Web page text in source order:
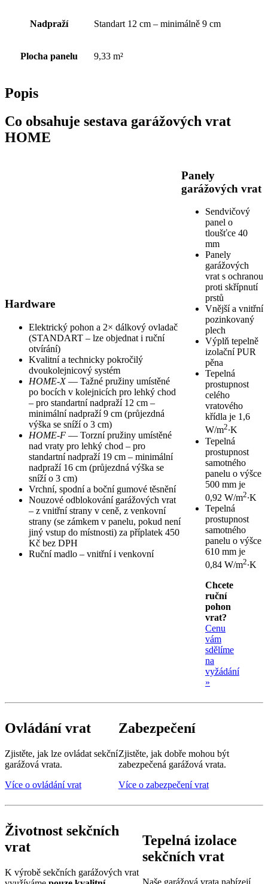
Nadpraží Standart 12 cm – minimálně 9 cm
Plocha panelu 9,33 m²
Popis
Co obsahuje sestava garážových vrat
HOME
Hardware
Elektrický pohon a 2× dálkový ovladač
(STANDART – lze objednat i ruční
otvírání)
Kvalitní a technicky pokročilý
dvoukolejnicový systém
HOME-X— Tažné pružiny umístěné
po bocích v kolejnicích pro lehký chod
– pro standartní nadpraží 12 cm –
minimální nadpraží 9 cm (průjezdná
výška se sníží o 3 cm)
HOME-F — Torzní pružiny umístěné
nad vraty pro lehký chod – pro
standartní nadpraží 19 cm – minimální
nadpraží 16 cm (průjezdná výška se
sníží o 3 cm)
Vrchní, spodní a boční gumové těsnění
Nouzové odblokování garážových vrat
– z vnitřní strany v ceně, z venkovní
strany (se zámkem v panelu, pokud není
jiný vstup do místnosti) za příplatek 450
Kč bez DPH
Ruční madlo – vnitřní i venkovní
Panely
garážových vrat
Sendvičový
panel o
tloušťce 40
mm
Panely
garážových
vrat s ochranou
proti skřípnutí
prstů
Vnější a vnitřní
pozinkovaný
plech
Výplň tepelně
izolační PUR
pěna
Tepelná
prostupnost
celého
vratového
křídla je 1,6
W/m2∙K
Tepelná
prostupnost
samotného
panelu o výšce
500 mm je
0,92 W/m2∙K
Tepelná
prostupnost
samotného
panelu o výšce
610 mm je
0,84 W/m2∙K
Chcete
ruční
pohon
vrat?
Cenu
vám
sdělíme
na
vyžádání
»
Ovládání vrat
Zjistěte, jak lze ovládat sekční
garážová vrata.
Více o ovládání vrat
Zabezpečení
Zjistěte, jak dobře mohou být
zabezpečená garážová vrata.
Více o zabezpečení vrat
Životnost sekčních
vrat
K výrobě sekčních garážových vrat
Tepelná izolace
sekčních vrat
Naše garážová vrata nabízejí